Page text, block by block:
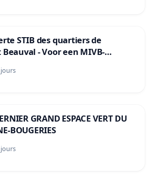
STIB des quartiers de
- Voor een MIVB-
wijken Strombeek en Het
GRAND ESPACE VERT DU
BOUGERIES